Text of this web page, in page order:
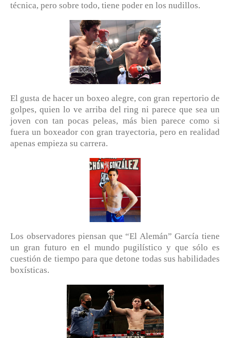
técnica, pero sobre todo, tiene poder en los nudillos.
El gusta de hacer un boxeo alegre, con gran repertorio de
golpes, quien lo ve arriba del ring ni parece que sea un
joven con tan pocas peleas, más bien parece como si
fuera un boxeador con gran trayectoria, pero en realidad
apenas empieza su carrera.
Los observadores piensan que “El Alemán” García tiene
un gran futuro en el mundo pugilístico y que sólo es
cuestión de tiempo para que detone todas sus habilidades
boxísticas.